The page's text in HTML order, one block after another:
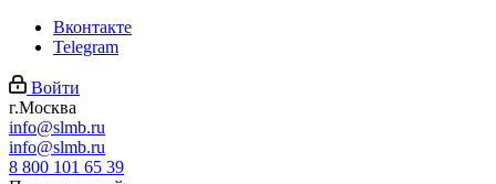
Вконтакте
Telegram
Войти
г.Москва
info@slmb.ru
info@slmb.ru
8 800 101 65 39